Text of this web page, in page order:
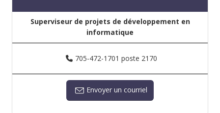
Superviseur de projets de développement en
informatique
705-472-1701 poste 2170
Envoyer un courriel